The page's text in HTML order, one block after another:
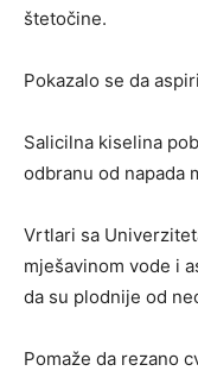
štetočine.
Pokazalo se da
Salicilna kiselina
odbranu od napada
Vrtlari sa
mješavinom vode i
da su plodnije od
Pomaže da rezano